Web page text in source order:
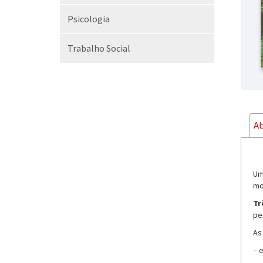
Psicologia
Trabalho Social
Um
–